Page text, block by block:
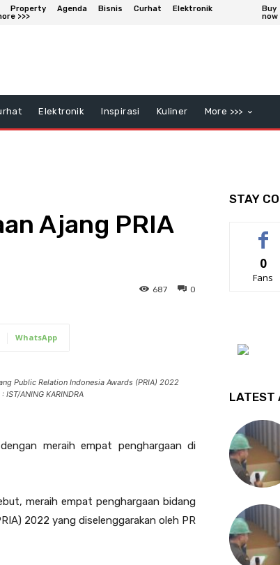
Property Agenda Bisnis Curhat
Elektronik
>>>
Buy
now
Elektronik Inspirasi Kuliner More >>>
Ajang PRIA
0
687
WhatsApp
Public Relation Indonesia Awards (PRIA) 2022
ANING KARINDRA
meraih empat penghargaan di
meraih empat penghargaan bidang
2022 yang diselenggarakan oleh PR
STAY
0
Fans
LATEST